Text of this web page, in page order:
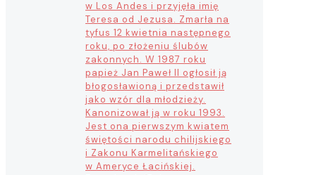
w Los Andes i przyjęła imię
Teresa od Jezusa. Zmarła na
tyfus 12 kwietnia następnego
roku, po złożeniu ślubów
zakonnych. W 1987 roku
papież Jan Paweł II ogłosił ją
błogosławioną i przedstawił
jako wzór dla młodzieży.
Kanonizował ją w roku 1993.
Jest ona pierwszym kwiatem
świętości narodu chilijskiego
i Zakonu Karmelitańskiego
w Ameryce Łacińskiej.